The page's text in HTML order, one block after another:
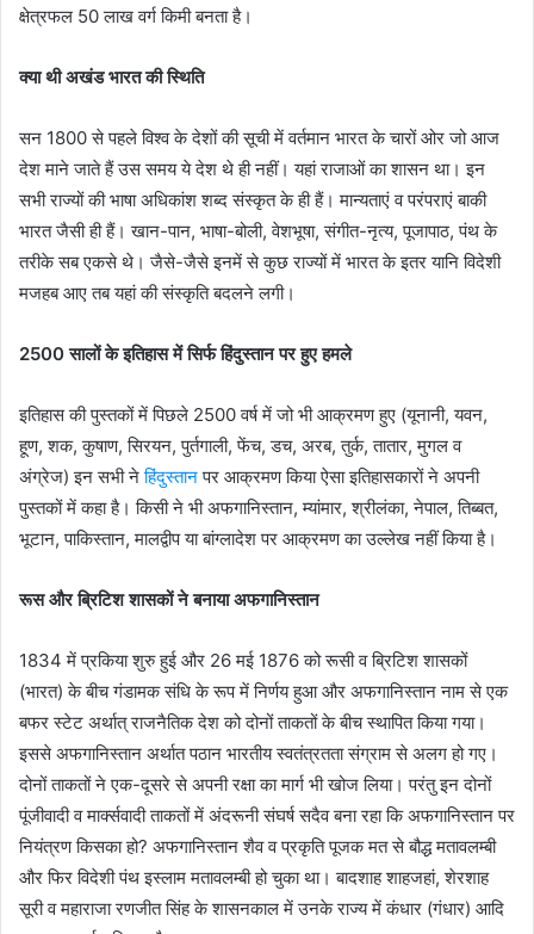
क्षेत्रफल 50 लाख वर्ग किमी बनता है।
क्या थी अखंड भारत की स्थिति
सन 1800 से पहले विश्व के देशों की सूची में वर्तमान भारत के चारों ओर जो आज
देश माने जाते हैं उस समय ये देश थे ही नहीं। यहां राजाओं का शासन था। इन
सभी राज्यों की भाषा अधिकांश शब्द संस्कृत के ही हैं। मान्यताएं व परंपराएं बाकी
भारत जैसी ही हैं। खान-पान, भाषा-बोली, वेशभूषा, संगीत-नृत्य, पूजापाठ, पंथ के
तरीके सब एकसे थे। जैसे-जैसे इनमें से कुछ राज्यों में भारत के इतर यानि विदेशी
मजहब आए तब यहां की संस्कृति बदलने लगी।
2500 सालों के इतिहास में सिर्फ हिंदुस्तान पर हुए हमले
इतिहास की पुस्तकों में पिछले 2500 वर्ष में जो भी आक्रमण हुए (यूनानी, यवन,
हूण, शक, कुषाण, सिरयन, पुर्तगाली, फेंच, डच, अरब, तुर्क, तातार, मुगल व
अंग्रेज) इन सभी नेहिंदुस्तानपर आक्रमण किया ऐसा इतिहासकारों ने अपनी
पुस्तकों में कहा है। किसी ने भी अफगानिस्तान, म्यांमार, श्रीलंका, नेपाल, तिब्बत,
भूटान, पाकिस्तान, मालद्वीप या बांग्लादेश पर आक्रमण का उल्लेख नहीं किया है।
रूस और ब्रिटिश शासकों ने बनाया अफगानिस्तान
1834 में प्रकिया शुरु हुई और 26 मई 1876 को रूसी व ब्रिटिश शासकों
(भारत) के बीच गंडामक संधि के रूप में निर्णय हुआ और अफगानिस्तान नाम से एक
बफर स्टेट अर्थात् राजनैतिक देश को दोनों ताकतों के बीच स्थापित किया गया।
इससे अफगानिस्तान अर्थात पठान भारतीय स्वतंत्रतता संग्राम से अलग हो गए।
दोनों ताकतों ने एक-दूसरे से अपनी रक्षा का मार्ग भी खोज लिया। परंतु इन दोनों
पूंजीवादी व मार्क्सवादी ताकतों में अंदरूनी संघर्ष सदैव बना रहा कि अफगानिस्तान पर
नियंत्रण किसका हो? अफगानिस्तान शैव व प्रकृति पूजक मत से बौद्ध मतावलम्बी
और फिर विदेशी पंथ इस्लाम मतावलम्बी हो चुका था। बादशाह शाहजहां, शेरशाह
सूरी व महाराजा रणजीत सिंह के शासनकाल में उनके राज्य में कंधार (गंधार) आदि